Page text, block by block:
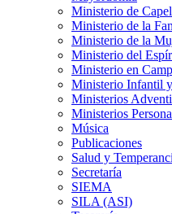
Ministerio de
Ministerio de la
Ministerio de la
Ministerio del
Ministerio en
Ministerio Infantil
Ministerios
Ministerios
Música
Publicaciones
Salud y
Secretaría
SIEMA
SILA (ASI)